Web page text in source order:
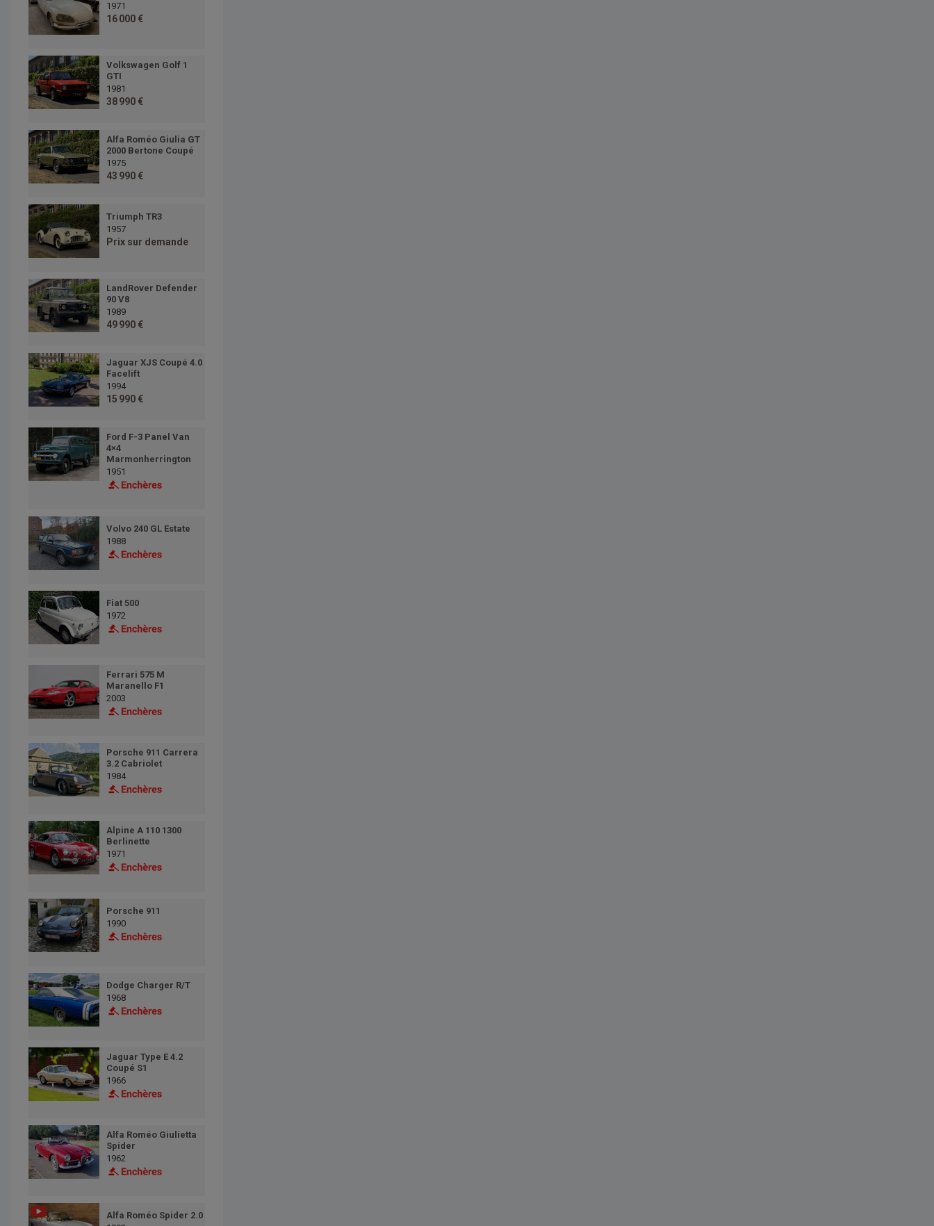
1971
16 000 €
Volkswagen Golf 1
GTI
1981
38 990 €
Alfa Roméo Giulia GT
2000 Bertone Coupé
1975
43 990 €
Triumph TR3
1957
Prix sur demande
LandRover Defender
90 V8
1989
49 990 €
Jaguar XJS Coupé 4.0
Facelift
1994
15 990 €
Ford F-3 Panel Van
4×4
Marmonherrington
1951
Volvo 240 GL Estate
1988
Fiat 500
1972
Ferrari 575 M
Maranello F1
2003
Porsche 911 Carrera
3.2 Cabriolet
1984
Alpine A 110 1300
Berlinette
1971
Porsche 911
1990
Dodge Charger R/T
1968
Jaguar Type E 4.2
Coupé S1
1966
Alfa Roméo Giulietta
Spider
1962
Alfa Roméo Spider 2.0